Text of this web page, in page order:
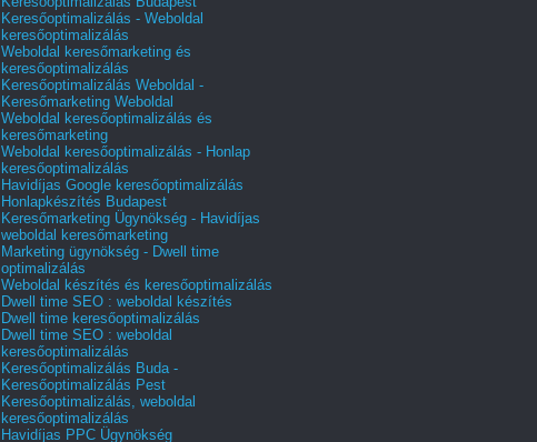
Keresőoptimalizálás - Weboldal
keresőoptimalizálás
Weboldal keresőmarketing és
keresőoptimalizálás
Keresőoptimalizálás Weboldal -
Keresőmarketing Weboldal
Weboldal keresőoptimalizálás és
keresőmarketing
Weboldal keresőoptimalizálás - Honlap
keresőoptimalizálás
Havidíjas Google keresőoptimalizálás
Honlapkészítés Budapest
Keresőmarketing Ügynökség - Havidíjas
weboldal keresőmarketing
Marketing ügynökség - Dwell time
optimalizálás
Weboldal készítés és keresőoptimalizálás
Dwell time SEO : weboldal készítés
Dwell time keresőoptimalizálás
Dwell time SEO : weboldal
keresőoptimalizálás
Keresőoptimalizálás Buda -
Keresőoptimalizálás Pest
Keresőoptimalizálás, weboldal
keresőoptimalizálás
Havidíjas PPC Ügynökség